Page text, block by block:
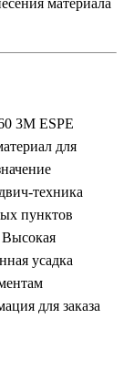
3M ESPE
для
техника
пунктов
усадка
для заказа